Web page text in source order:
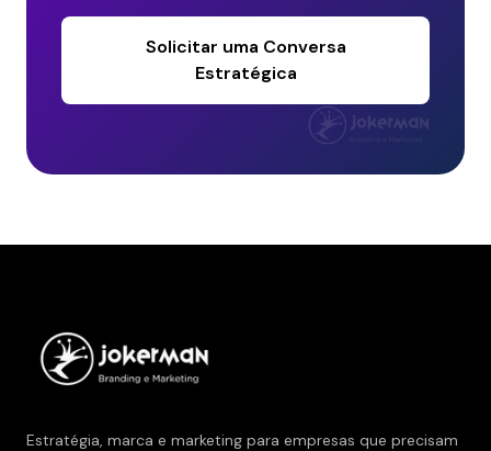
Solicitar uma Conversa
Estratégica
Estratégia, marca e marketing para empresas que precisam